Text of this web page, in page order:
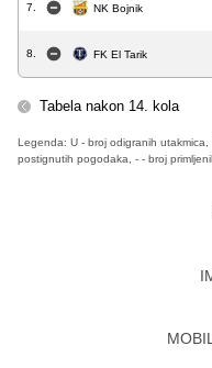
7. NK Bojnik
8. FK El Tarik
Tabela nakon 14. kola
Legenda: U - broj odigranih
postignutih pogodaka, - - broj